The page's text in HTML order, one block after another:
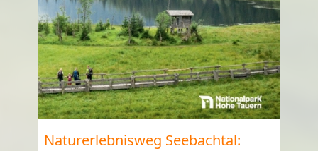
Naturerlebnisweg Seebachtal: